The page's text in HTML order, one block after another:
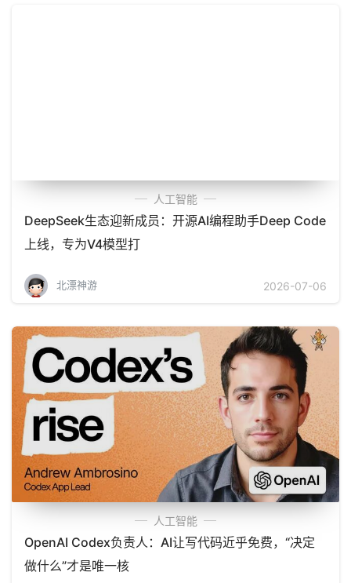
人工智能
DeepSeek生态迎新成员：开源AI编程助手Deep Code
上线，专为V4模型打
北漂神游 2026-07-06
人工智能
OpenAI Codex负责人：AI让写代码近乎免费，“决定
做什么”才是唯一核